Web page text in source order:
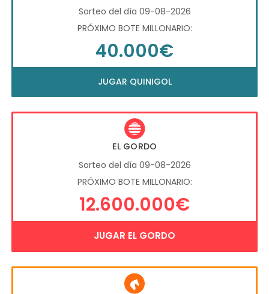
Sorteo del día 09-08-2026
PRÓXIMO BOTE MILLONARIO:
40.000€
JUGAR QUINIGOL
EL GORDO
Sorteo del día 09-08-2026
PRÓXIMO BOTE MILLONARIO:
12.600.000€
JUGAR EL GORDO